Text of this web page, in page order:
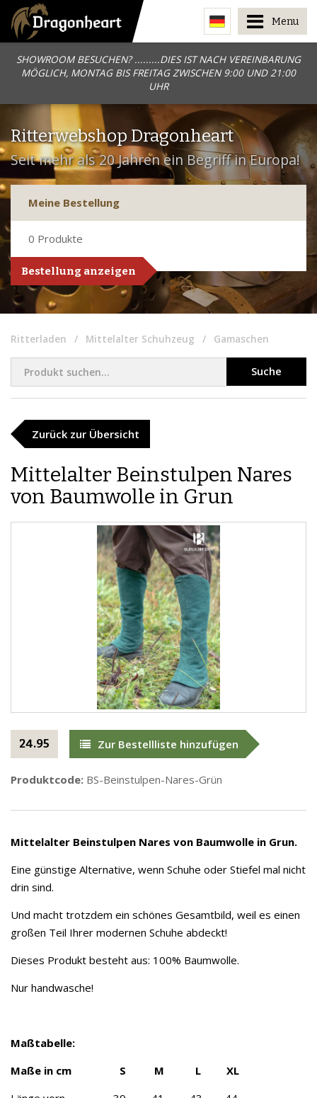
SHOWROOM BESUCHEN? .........DIES IST NACH VEREINBARUNG
MÖGLICH, MONTAG BIS FREITAG ZWISCHEN 9:00 UND 21:00
UHR
Menu
Ritterwebshop Dragonheart
Seit mehr als 20 Jahren ein Begriff in Europa!
Meine Bestellung
0 Produkte
Bestellung anzeigen
Ritterladen Mittelalter Schuhzeug Gamaschen
Suche
Zurück zur Übersicht
​Mittelalter Beinstulpen Nares
von Baumwolle in Grun
24.95 Zur Bestellliste hinzufügen
Produktcode: BS-Beinstulpen-Nares-Grün
Mittelalter Beinstulpen Nares von Baumwolle in Grun.
Eine günstige Alternative, wenn Schuhe oder Stiefel mal nicht
drin sind.
Und macht trotzdem ein schönes Gesamtbild, weil es einen
großen Teil Ihrer modernen Schuhe abdeckt!
Dieses Produkt besteht aus: 100% Baumwolle.
Nur handwasche!
Maßtabelle:
Maße in cm S M L XL